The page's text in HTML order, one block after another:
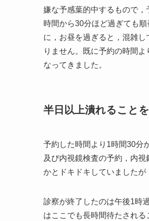
嫌な予感葉的中するもので
時間から30分ほど過ぎても
に，お昼を過ぎると，混雑
りません。既に予約の時間
なってきました。
半日以上潰れること
予約した時間より1時間30分
及び内視鏡検査の予約，内
かとドキドキしていましたが
診察が終了したのは午後1時
はここでも長時間待たされ